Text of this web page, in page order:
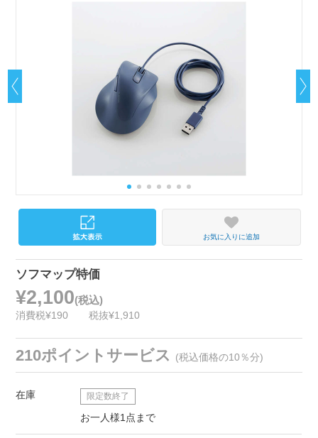
お気に入りに追加
ソフマップ特価
¥2,100(税込)
消費税¥190 税抜¥1,910
210ポイントサービス (税込価格の10％分)
在庫 限定数終了
お一人様1点まで